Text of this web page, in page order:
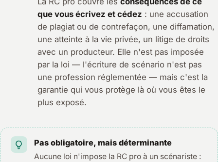
que vous écrivez et cédez : une accusation
de plagiat ou de contrefaçon, une diffamation,
une atteinte à la vie privée, un litige de droits
avec un producteur. Elle n'est pas imposée
par la loi — l'écriture de scénario n'est pas
une profession réglementée — mais c'est la
garantie qui vous protège là où vous êtes le
plus exposé.
Pas obligatoire, mais déterminante
Aucune loi n'impose la RC pro à un scénariste :